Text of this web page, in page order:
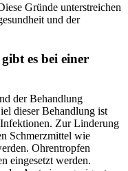
Gründe unterstreichen
und der
es bei einer
der Behandlung
dieser Behandlung ist
Zur Linderung
Schmerzmittel wie
Ohrentropfen
eingesetzt werden.